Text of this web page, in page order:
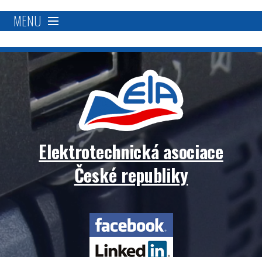
MENU
O nás
Proč se stát členem?
Členská základna
Přímá podpora
Aktivity
Blockchain
Elektrotechnická
Elektrotechnická asociace
České republiky